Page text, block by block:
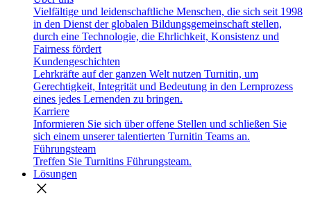
Vielfältige und leidenschaftliche Menschen, die sich seit 1998
in den Dienst der globalen Bildungsgemeinschaft stellen,
durch eine Technologie, die Ehrlichkeit, Konsistenz und
Fairness fördert
Kundengeschichten
Lehrkräfte auf der ganzen Welt nutzen Turnitin, um
Gerechtigkeit, Integrität und Bedeutung in den Lernprozess
eines jedes Lernenden zu bringen.
Karriere
Informieren Sie sich über offene Stellen und schließen Sie
sich einem unserer talentierten Turnitin Teams an.
Führungsteam
Treffen Sie Turnitins Führungsteam.
Lösungen
close